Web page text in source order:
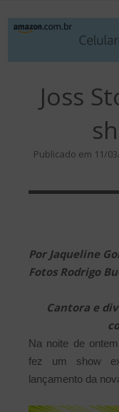
Joss
Publicado em 11/
Por Jaqueline
Fotos Rodrigo
Cantora e
Na noite de
fez um show
lançamento da